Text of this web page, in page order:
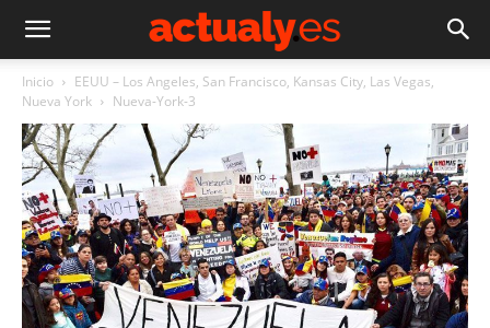
Inicio
EEUU – Los Angeles, San Francisco, Kansas City, Las Vegas,
Nueva York
Nueva-York-3